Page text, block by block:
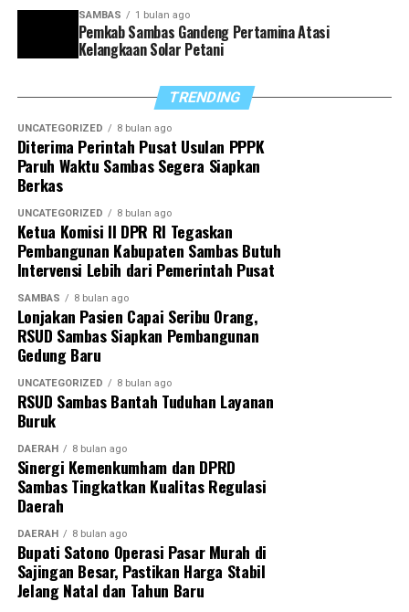
yang selaras dengan arah pembangunan Kabupaten
Sambas, termasuk dalam hal pelaporan capaian kinerja
Di akhir arahannya, Satono berharap sinergi yang
selama ini terjalin dapat terus diperkuat sehingga
seluruh program pemerintah daerah dapat berjalan
optimal demi mewujudkan Sambas yang lebih maju dan
sejahtera.
“Dengan sinergitas yang telah dibangun, kita optimistis
dapat menyukseskan berbagai program pemerintah
daerah untuk mewujudkan Sambas Berkah
Berkemajuan,” tutupnya.
SAMBAS 1 bulan ago
Pemkab Sambas Gandeng Pertamina Atasi
Kelangkaan Solar Petani
TRENDING
UNCATEGORIZED 8 bulan ago
Diterima Perintah Pusat Usulan PPPK
Paruh Waktu Sambas Segera Siapkan
Berkas
UNCATEGORIZED 8 bulan ago
Ketua Komisi II DPR RI Tegaskan
Pembangunan Kabupaten Sambas Butuh
Intervensi Lebih dari Pemerintah Pusat
SAMBAS 8 bulan ago
Lonjakan Pasien Capai Seribu Orang,
RSUD Sambas Siapkan Pembangunan
Gedung Baru
UNCATEGORIZED 8 bulan ago
RSUD Sambas Bantah Tuduhan Layanan
Buruk
DAERAH 8 bulan ago
Sinergi Kemenkumham dan DPRD
Sambas Tingkatkan Kualitas Regulasi
Daerah
DAERAH 8 bulan ago
Bupati Satono Operasi Pasar Murah di
Sajingan Besar, Pastikan Harga Stabil
Jelang Natal dan Tahun Baru